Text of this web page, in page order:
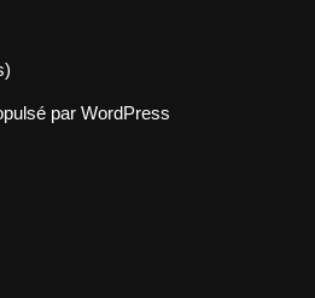
par WordPress